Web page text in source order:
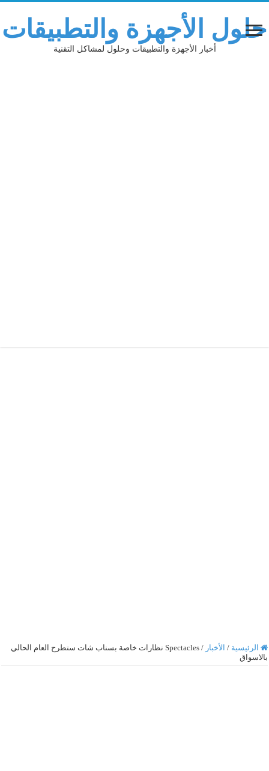
حلول الأجهزة والتطبيقات
أخبار الأجهزة والتطبيقات وحلول لمشاكل التقنية
الرئيسية / الأخبار /
Spectacles نظارات خاصة بسناب شات ستطرح العام الحالي
بالاسواق